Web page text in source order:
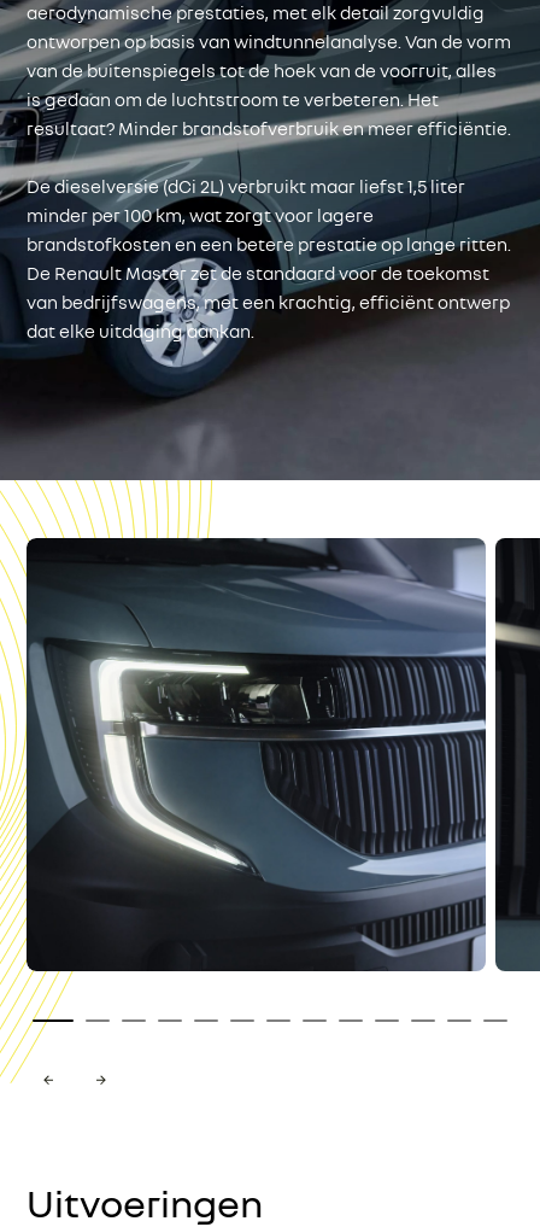
aerodynamische prestaties, met elk detail zorgvuldig
ontworpen op basis van windtunnelanalyse. Van de vorm
van de buitenspiegels tot de hoek van de voorruit, alles
is gedaan om de luchtstroom te verbeteren. Het
resultaat? Minder brandstofverbruik en meer efficiëntie.
De dieselversie (dCi 2L) verbruikt maar liefst 1,5 liter
minder per 100 km, wat zorgt voor lagere
brandstofkosten en een betere prestatie op lange ritten.
De Renault Master zet de standaard voor de toekomst
van bedrijfswagens, met een krachtig, efficiënt ontwerp
dat elke uitdaging aankan.
Uitvoeringen